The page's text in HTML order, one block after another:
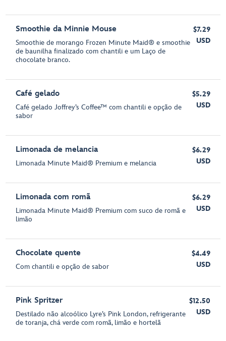
Smoothie da Minnie Mouse
Smoothie de morango Frozen Minute Maid® e smoothie
de baunilha finalizado com chantili e um Laço de
chocolate branco.
$7.29
USD
Café gelado
Café gelado Joffrey’s Coffee™ com chantili e opção de
sabor
$5.29
USD
Limonada de melancia
Limonada Minute Maid® Premium e melancia
$6.29
USD
Limonada com romã
Limonada Minute Maid® Premium com suco de romã e
limão
$6.29
USD
Chocolate quente
Com chantili e opção de sabor
$4.49
USD
Pink Spritzer
Destilado não alcoólico Lyre’s Pink London, refrigerante
de toranja, chá verde com romã, limão e hortelã
$12.50
USD